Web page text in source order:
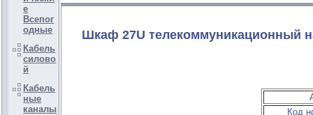
е
Всепог
одные
Кабель
силово
й
Кабель
ные
каналы
Шкаф 27U телекоммуникационный
Код